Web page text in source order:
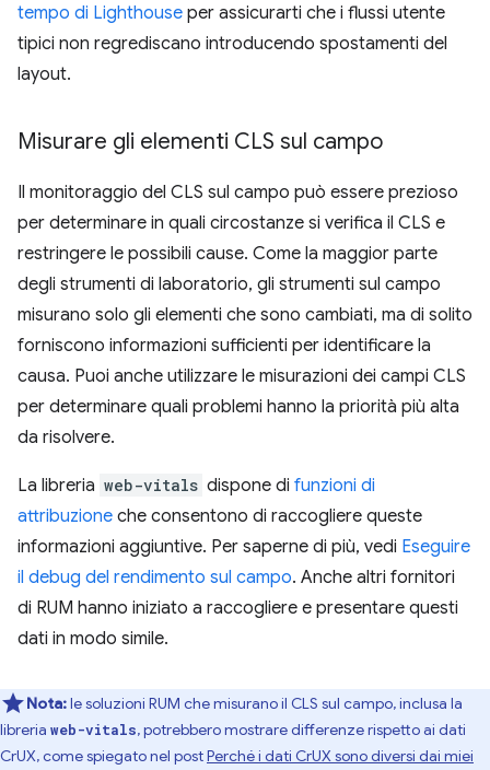
tempo di Lighthouse per assicurarti che i flussi utente
tipici non regrediscano introducendo spostamenti del
layout.
Misurare gli elementi CLS sul campo
Il monitoraggio del CLS sul campo può essere prezioso
per determinare in quali circostanze si verifica il CLS e
restringere le possibili cause. Come la maggior parte
degli strumenti di laboratorio, gli strumenti sul campo
misurano solo gli elementi che sono cambiati, ma di solito
forniscono informazioni sufficienti per identificare la
causa. Puoi anche utilizzare le misurazioni dei campi CLS
per determinare quali problemi hanno la priorità più alta
da risolvere.
La libreria web-vitals dispone di funzioni di
attribuzione che consentono di raccogliere queste
informazioni aggiuntive. Per saperne di più, vedi Eseguire
il debug del rendimento sul campo. Anche altri fornitori
di RUM hanno iniziato a raccogliere e presentare questi
dati in modo simile.
Nota:le soluzioni RUM che misurano il CLS sul campo, inclusa la
libreria web-vitals, potrebbero mostrare differenze rispetto ai dati
CrUX, come spiegato nel postPerché i dati CrUX sono diversi dai miei